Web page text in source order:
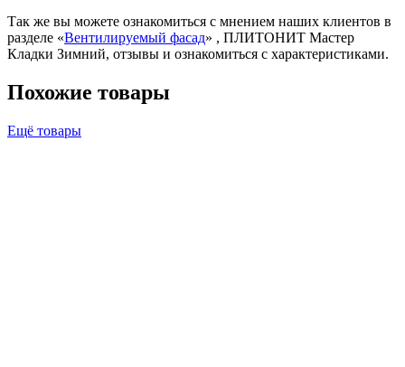
Так же вы можете ознакомиться с мнением наших клиентов в
разделе «Вентилируемый фасад» , ПЛИТОНИТ Мастер
Кладки Зимний, отзывы и ознакомиться с характеристиками.
Похожие товары
Ещё товары